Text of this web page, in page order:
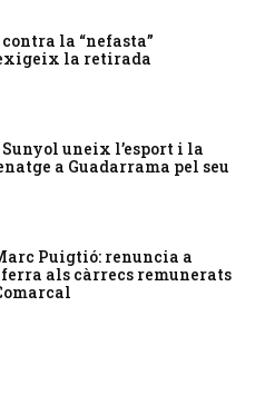
la “nefasta”
la retirada
uneix l’esport i la
a Guadarrama pel seu
Puigtió: renuncia a
als càrrecs remunerats